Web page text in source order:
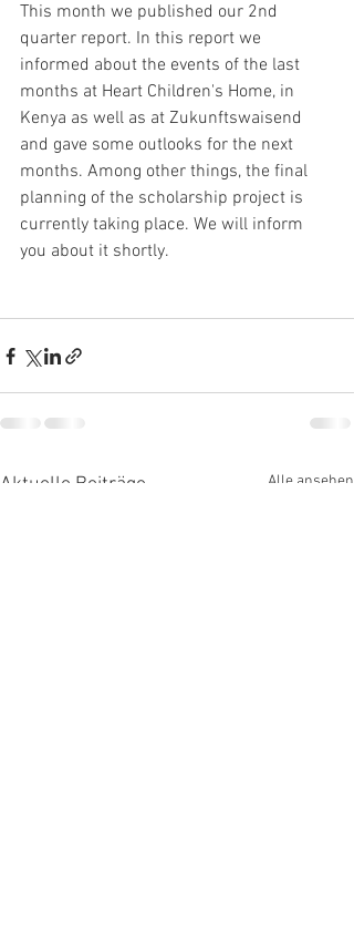
This month we published our 2nd
quarter report. In this report we
informed about the events of the last
months at Heart Children's Home, in
Kenya as well as at Zukunftswaisend
and gave some outlooks for the next
months. Among other things, the final
planning of the scholarship project is
currently taking place. We will inform
you about it shortly.
Aktuelle Beiträge Alle ansehen